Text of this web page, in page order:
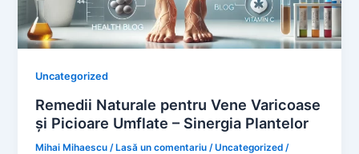
Uncategorized
Remedii Naturale pentru Vene Varicoase
și Picioare Umflate – Sinergia Plantelor
Mihai Mihaescu /Lasă un comentariu /Uncategorized /